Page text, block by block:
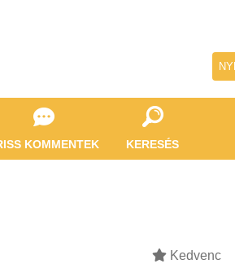
KOMMENTEK KERESÉS
Kedvenc